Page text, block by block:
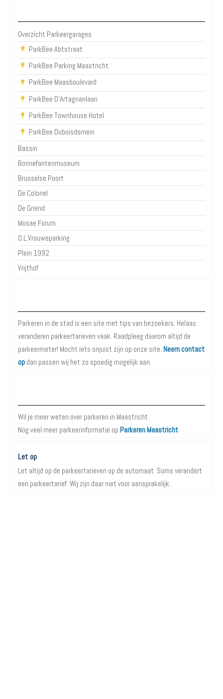
Overzicht Parkeergarages
ParkBee Abtstraat
ParkBee Parking Maastricht
ParkBee Maasboulevard
ParkBee D'Artagnanlaan
ParkBee Townhouse Hotel
ParkBee Duboisdomein
Bassin
Bonnefantenmuseum
Brusselse Poort
De Colonel
De Griend
Mosae Forum
O.L.Vrouweparking
Plein 1992
Vrijthof
Parkeren in de stad is een site met tips van bezoekers. Helaas
veranderen parkeertarieven vaak. Raadpleeg daarom altijd de
parkeermeter! Mocht iets onjuist zijn op onze site. Neem contact
op dan passen wij het zo spoedig mogelijk aan.
Wil je meer weten over parkeren in Maastricht
Nog veel meer parkeerinformatie op Parkeren Maastricht
Let op
Let altijd op de parkeertarieven op de automaat. Soms verandert
een parkeertarief. Wij zijn daar niet voor aansprakelijk.